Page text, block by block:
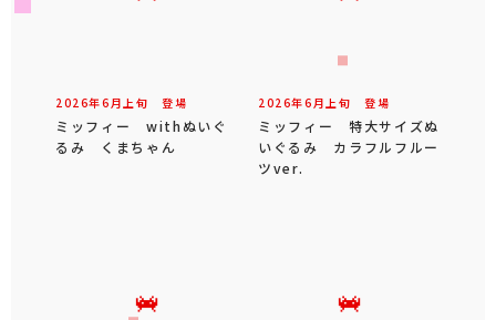
2026年6 月 上旬 登場
ミッフィー withぬいぐ
るみ くまちゃん
2026年6 月 上旬 登場
ミッフィー 特大サイズぬ
いぐるみ カラフルフルー
ツver.